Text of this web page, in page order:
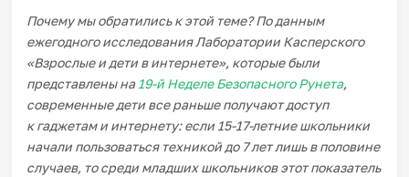
Почему мы обратились к этой теме? По данным
ежегодного исследования Лаборатории Касперского
«Взрослые и дети в интернете», которые были
представлены на19-й Неделе Безопасного Рунета,
современные дети все раньше получают доступ
к гаджетам и интернету: если 15-17-летние школьники
начали пользоваться техникой до 7 лет лишь в половине
случаев, то среди младших школьников этот показатель